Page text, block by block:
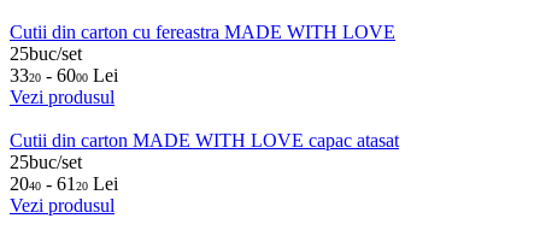
Cutii din carton cu fereastra MADE WITH LOVE
25buc/set
3320 - 6000 Lei
Vezi produsul
Cutii din carton MADE WITH LOVE capac atasat
25buc/set
2040 - 61 20 Lei
Vezi produsul